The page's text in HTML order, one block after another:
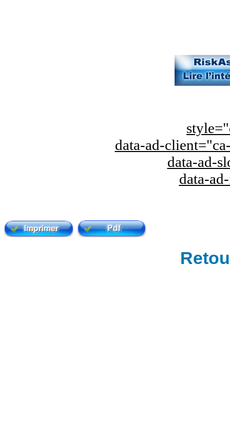
data-ad-
data-ad-
data-